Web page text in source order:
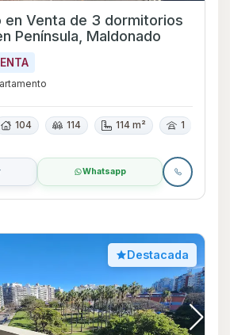
en Venta de 3 dormitorios
en Península, Maldonado
104 114 114 m² 1
Whatsapp
Destacada